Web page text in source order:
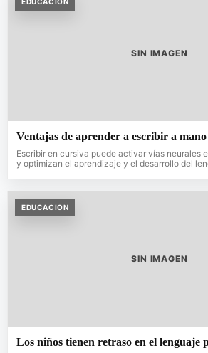
SIN IMAGEN
Ventajas de aprender a escribir a
Escribir en cursiva puede activar vías neurales
y optimizan el aprendizaje y el desarrollo del
EDUCACION
SIN IMAGEN
Los niños tienen retraso en el lenguaje